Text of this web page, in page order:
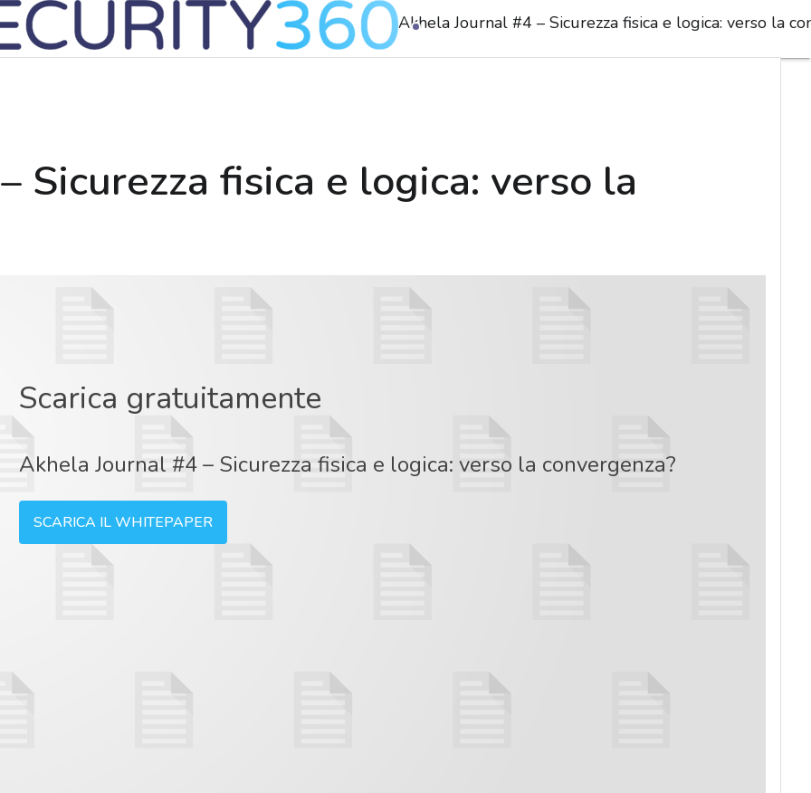
Akhela Journal #4 – Sicurezza fisica e logica: verso la
Sicurezza fisica e logica: verso la
Scarica gratuitamente
Akhela Journal #4 – Sicurezza fisica e logica: verso la convergenza?
SCARICA IL WHITEPAPER